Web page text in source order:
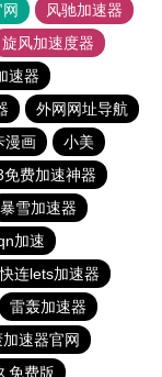
风驰加速器
旋风加速度器
速器
外网网址导航
漫画
小美
免费加速神器
暴雪加速器
加速
快连lets加速器
雷轰加速器
速器官网
免费版